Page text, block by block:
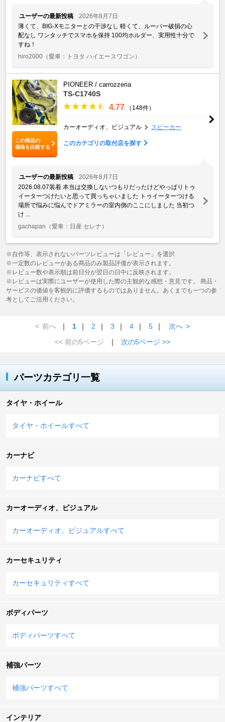
ユーザーの最新投稿
2026年8月7日
薄くて、BIG-Xモニターとの干渉なし 軽くて、ルーバー破損の心
配なし ワンタッチでスマホを保持 100均ホルダー、実用性十分で
すね！
hiro2000 （愛車：トヨタ ハイエースワゴン）
この商品の
価格を比較する
PIONEER / carrozzeria
TS-C1740S
4.77 （148件）
カーオーディオ、ビジュアル スピーカー
このカテゴリの取付店を探す
ユーザーの最新投稿
2026年8月7日
2026.08.07装着 本当は交換しないつもりだったけどやっぱりトゥ
イーターつけたいと思って買っちゃいました トゥイーターつける
場所で悩みに悩んでドアミラーの室内側のここにしました 当初つ
け ...
gachapan （愛車：日産 セレナ）
※自作等、表示されないパーツレビューは「レビュー」を選択
※一定数のレビューがある商品のみ製品評価が表示されます。
※レビュー数や表示順は前日分が翌日の日中に反映されます。
※レビューは実際にユーザーが使用した際の主観的な感想・意見です。 商品・
サービスの価値を客観的に評価するものではありません。あくまでも一つの参
考としてご活用ください。
< 前へ ｜ 1 ｜ 2 ｜ 3 ｜ 4 ｜ 5 ｜ 次へ >
<< 前の5ページ
｜ 次の5ページ >>
パーツカテゴリ一覧
タイヤ・ホイール
タイヤ・ホイールすべて
カーナビ
カーナビすべて
カーオーディオ、ビジュアル
カーオーディオ、ビジュアルすべて
カーセキュリティ
カーセキュリティすべて
ボディパーツ
ボディパーツすべて
補強パーツ
補強パーツすべて
インテリア